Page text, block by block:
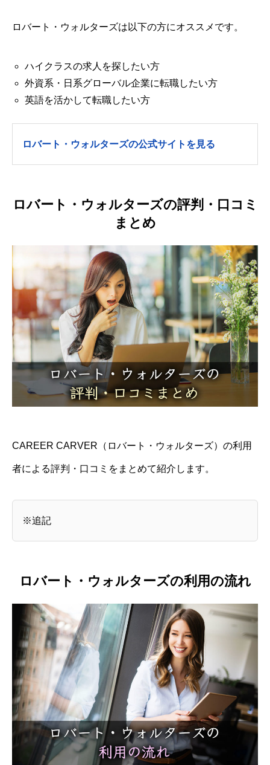
ロバート・ウォルターズは以下の方にオススメです。
ハイクラスの求人を探したい方
外資系・日系グローバル企業に転職したい方
英語を活かして転職したい方
ロバート・ウォルターズの公式サイトを見る
ロバート・ウォルターズの評判・口コミ
まとめ
CAREER CARVER（ロバート・ウォルターズ）の利用
者による評判・口コミをまとめて紹介します。
※追記
ロバート・ウォルターズの利用の流れ